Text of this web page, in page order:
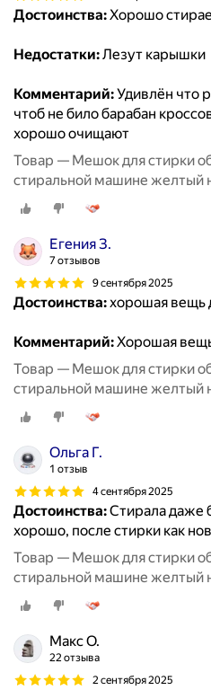
Достоинства:Хорошо
Недостатки:Лезут карышки
Комментарий:Удивлён что
чтоб не било барабан
хорошо очищают
Товар — Мешок для стирки
стиральной машине желтый
Егения З.
7 отзывов
9 сентября 2025
Достоинства:хорошая вещь
Комментарий:Хорошая
Товар — Мешок для стирки
стиральной машине желтый
Ольга Г.
1 отзыв
4 сентября 2025
Достоинства:Стирала даже
хорошо, после стирки как
Товар — Мешок для стирки
стиральной машине желтый
Макс O.
22 отзыва
2 сентября 2025